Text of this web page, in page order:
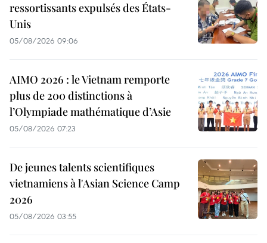
ressortissants expulsés des États-
Unis
05/08/2026 09:06
AIMO 2026 : le Vietnam remporte
plus de 200 distinctions à
l’Olympiade mathématique d’Asie
05/08/2026 07:23
De jeunes talents scientifiques
vietnamiens à l'Asian Science Camp
2026
05/08/2026 03:55